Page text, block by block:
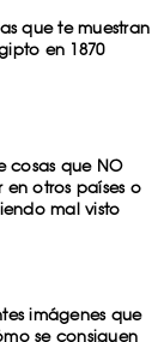
que te muestran
en 1870
cosas que NO
en otros países o
mal visto
imágenes que
se consiguen